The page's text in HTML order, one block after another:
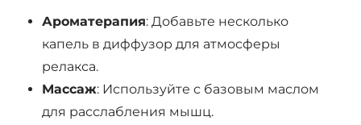
Ароматерапия: Добавьте несколько
капель в диффузор для атмосферы
релакса.
Массаж: Используйте с базовым маслом
для расслабления мышц.